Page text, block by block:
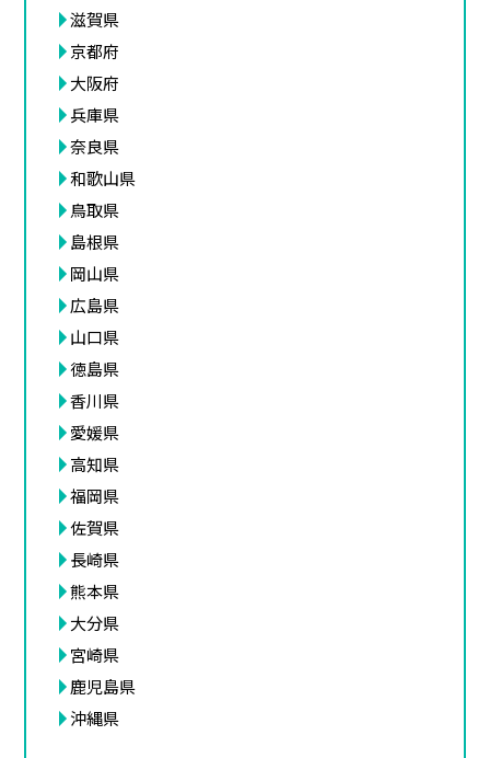
滋賀県
京都府
大阪府
兵庫県
奈良県
和歌山県
鳥取県
島根県
岡山県
広島県
山口県
徳島県
香川県
愛媛県
高知県
福岡県
佐賀県
長崎県
熊本県
大分県
宮崎県
鹿児島県
沖縄県